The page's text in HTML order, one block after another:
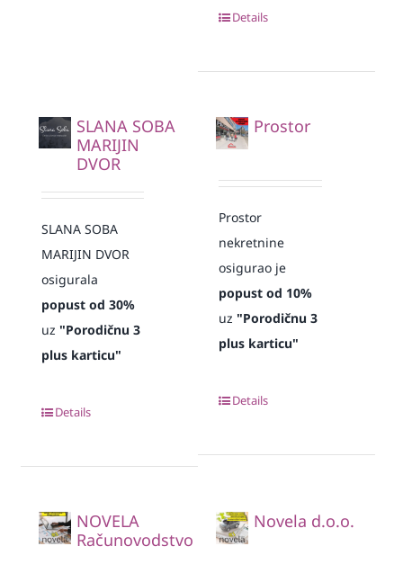
Details
SLANA SOBA
MARIJIN
DVOR
SLANA SOBA
MARIJIN DVOR
osigurala
popust od 30%
uz "Porodičnu 3
plus karticu"
Details
Prostor
Prostor
nekretnine
osigurao je
popust od 10%
uz"Porodičnu 3
plus karticu"
Details
NOVELA
Računovodstvo
Novela d.o.o.